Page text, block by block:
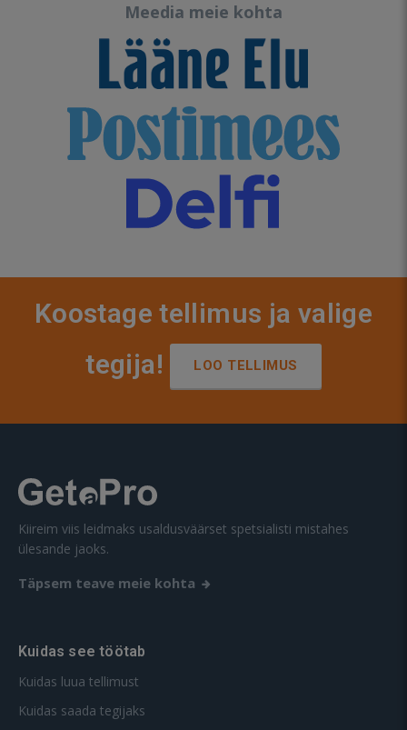
Meedia meie kohta
Koostage tellimus ja valige
tegija!
LOO TELLIMUS
Kiireim viis leidmaks usaldusväärset spetsialisti mistahes
ülesande jaoks.
Täpsem teave meie kohta
Kuidas see töötab
Kuidas luua tellimust
Kuidas saada tegijaks